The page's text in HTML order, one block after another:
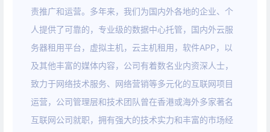
责推广和运营。多年来，我们为国内外各地的企业、个
人提供了可靠的，专业级的数据中心托管，国内外云服
务器租用平台，虚拟主机，云主机租用，软件APP，以
及其他丰富的媒体内容，公司有着数名业内资深人士，
致力于网络技术服务、网络营销等多元化的互联网项目
运营，公司管理层和技术团队曾在香港或海外多家著名
互联网公司就职，拥有强大的技术实力和丰富的市场经